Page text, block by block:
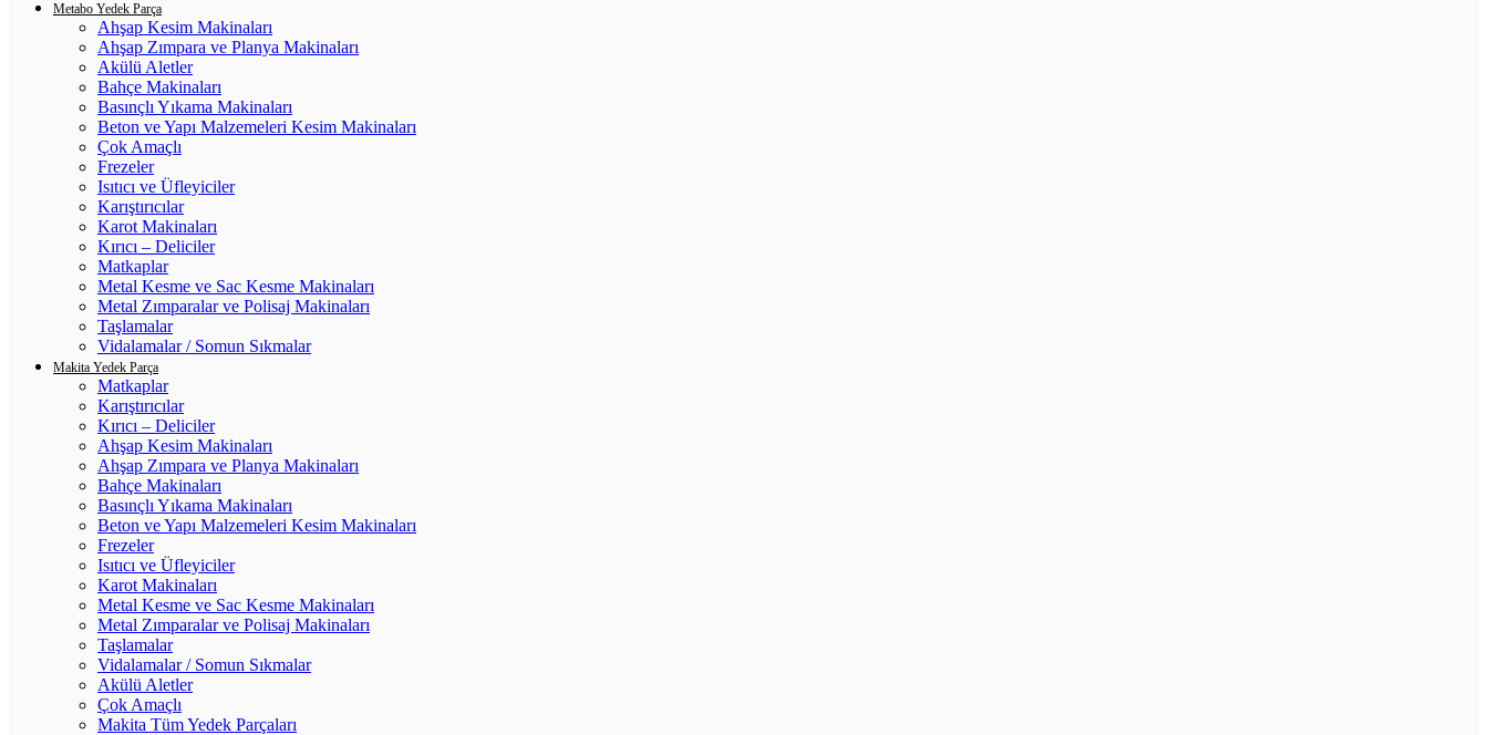
Metabo Yedek Parça
Ahşap Kesim Makinaları
Ahşap Zımpara ve Planya Makinaları
Akülü Aletler
Bahçe Makinaları
Basınçlı Yıkama Makinaları
Beton ve Yapı Malzemeleri Kesim Makinaları
Çok Amaçlı
Frezeler
Isıtıcı ve Üfleyiciler
Karıştırıcılar
Karot Makinaları
Kırıcı – Deliciler
Matkaplar
Metal Kesme ve Sac Kesme Makinaları
Metal Zımparalar ve Polisaj Makinaları
Taşlamalar
Vidalamalar / Somun Sıkmalar
Makita Yedek Parça
Matkaplar
Karıştırıcılar
Kırıcı – Deliciler
Ahşap Kesim Makinaları
Ahşap Zımpara ve Planya Makinaları
Bahçe Makinaları
Basınçlı Yıkama Makinaları
Beton ve Yapı Malzemeleri Kesim Makinaları
Frezeler
Isıtıcı ve Üfleyiciler
Karot Makinaları
Metal Kesme ve Sac Kesme Makinaları
Metal Zımparalar ve Polisaj Makinaları
Taşlamalar
Vidalamalar / Somun Sıkmalar
Akülü Aletler
Çok Amaçlı
Makita Tüm Yedek Parçaları